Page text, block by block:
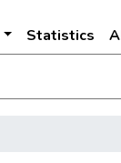
Statistics